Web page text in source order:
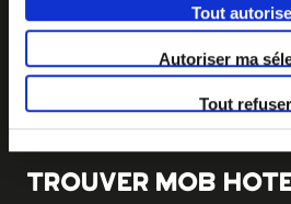
Tout
Autoriser ma
Tout refuser
Vous souhaitez créer votre MOB
à notre mouvement,écrivez-nous
projet, nous vous dirons comment
becomemob@mobhotel.com
TROUVER MOB